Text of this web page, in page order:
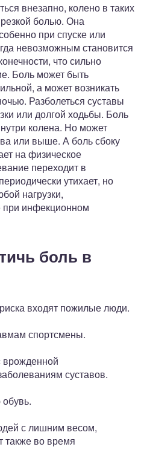
внезапно, колено в таких
резкой болью. Она
при спуске или
невозможным становится
что сильно
Боль может быть
а может возникать
Разболеться суставы
или долгой ходьбы. Боль
колена. Но может
или выше. А боль сбоку
на физическое
переходит в
утихает, но
нагрузки,
инфекционном
боль в
входят пожилые люди.
спортсмены.
суставов.
с лишним весом,
также во время